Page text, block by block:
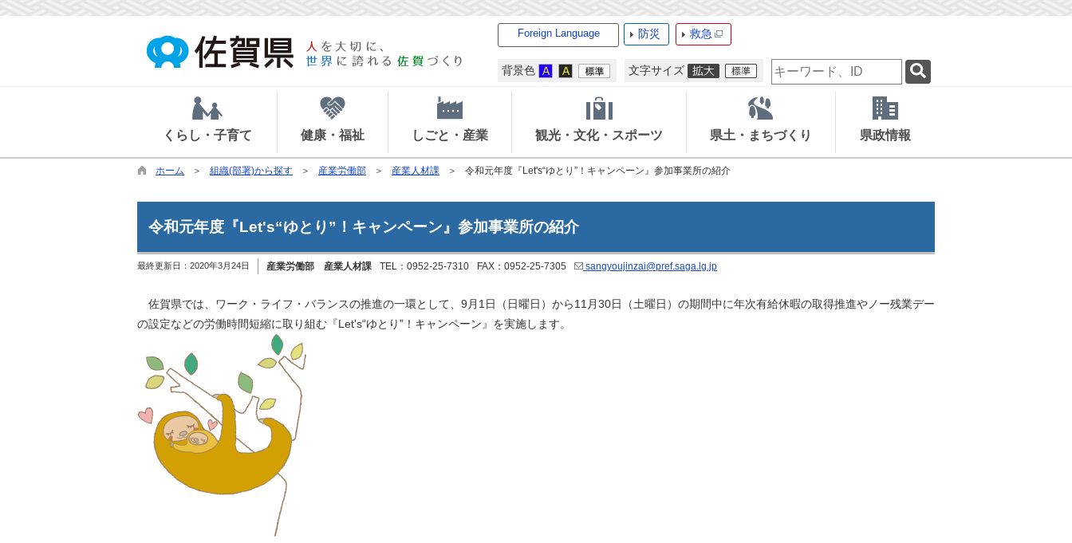
Foreign Language 防災 救急
背景色 文字サイズ
検
索
ー
ー
ド
くらし・子育て 健康・福祉 しごと・産業 観光・文化・スポーツ 県土・まちづくり 県政情報
ホーム 組織(部署)から探す 産業労働部 産業人材課 令和元年度『Let's“ゆとり”！キャンペーン』参加事業所の紹介
令和元年度『Let's“ゆとり”！キャンペーン』参加事業所の紹介
最終更新日： 2020年3月24日 産業労働部 産業人材課 TEL：0952-25-7310 FAX：0952-25-7305 sangyoujinzai@pref.saga.lg.jp
佐賀県では、ワーク・ライフ・バランスの推進の一環として、9月1日（日曜日）から11月30日（土曜日）の期間中に年次有給休暇の取得推進やノー残業デー
の設定などの労働時間短縮に取り組む『Let's“ゆとり”！キャンペーン』を実施します。